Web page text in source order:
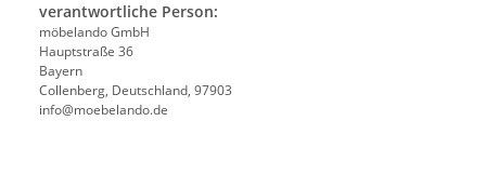
verantwortliche Person:
möbelando GmbH
Hauptstraße 36
Bayern
Collenberg, Deutschland, 97903
info@moebelando.de